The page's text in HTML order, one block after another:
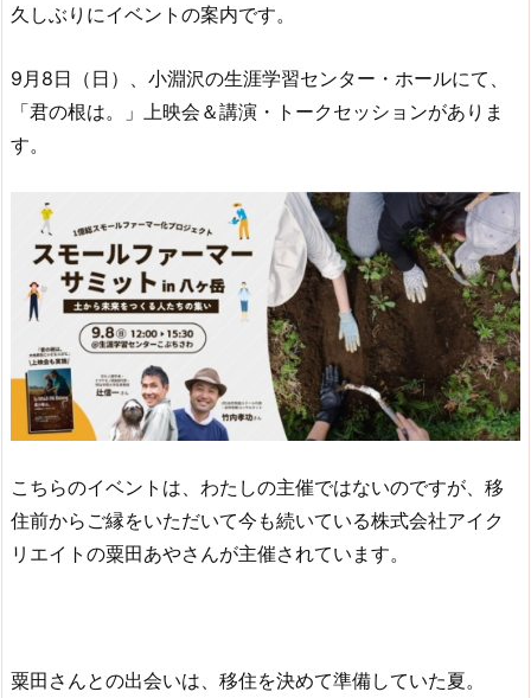
久しぶりにイベントの案内です。
9月8日（日）、小淵沢の生涯学習センター・ホールにて、
「君の根は。」上映会＆講演・トークセッションがありま
す。
こちらのイベントは、わたしの主催ではないのですが、移
住前からご縁をいただいて今も続いている株式会社アイク
リエイトの粟田あやさんが主催されています。
粟田さんとの出会いは、移住を決めて準備していた夏。